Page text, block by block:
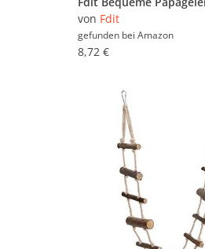
von Fdit
gefunden bei Amazon
8,72 €